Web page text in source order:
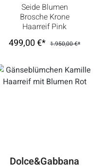
Seide Blumen
Brosche Krone
Haarreif Pink
Schwarz
499,00 €* 1.950,00 €*
Dolce&Gabbana